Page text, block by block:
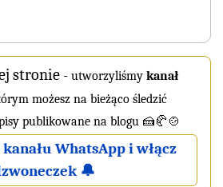
stronie - utworzyliśmy kanał
możesz na bieżąco śledzić
publikowane na blogu 🍰🥐🍲
WhatsApp i włącz
🔔